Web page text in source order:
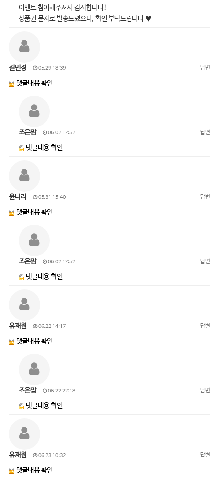
이벤트 참여해주셔서 감사합니다!
상품권 문자로 발송드렸으니, 확인 부탁드립니다 ♥
길민정 05.29 18:39 답변
댓글내용 확인
조은맘 06.02 12:52 답변
댓글내용 확인
윤나리 05.31 15:40 답변
댓글내용 확인
조은맘 06.02 12:52 답변
댓글내용 확인
유재원 06.22 14:17 답변
댓글내용 확인
조은맘 06.22 22:18 답변
댓글내용 확인
유재원 06.23 10:32 답변
댓글내용 확인